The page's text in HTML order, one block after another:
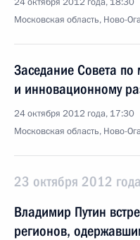
Московская область, Ново-
Заседание Совета
и инновационному
24 октября 2012 года, 17:30
Московская область, Ново-
23 октября 2012
Владимир Путин
регионов,